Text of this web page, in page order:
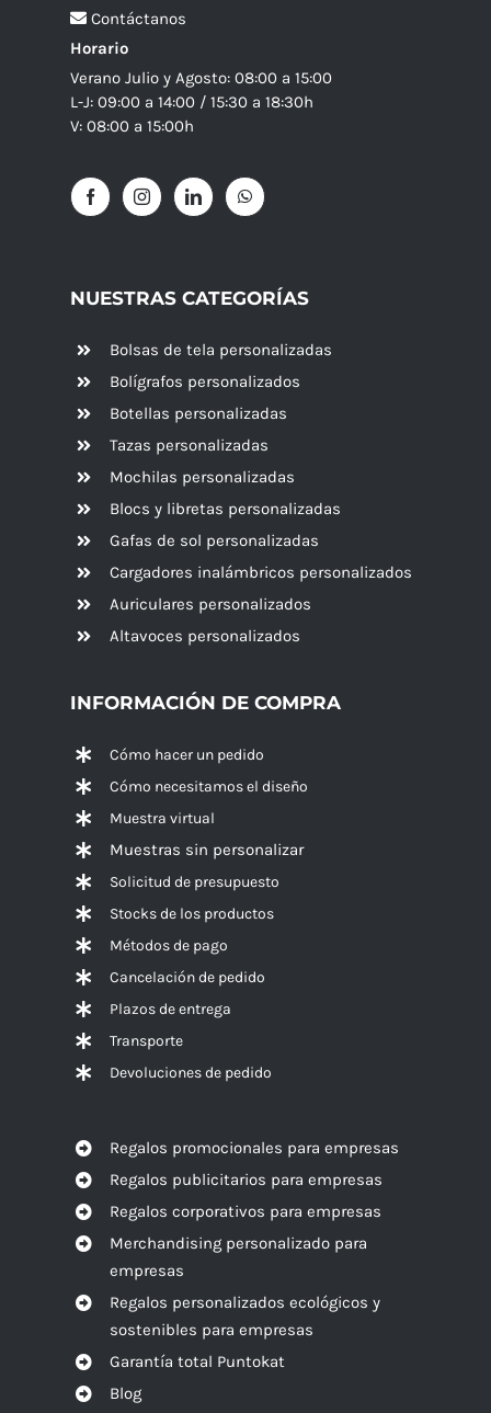
Contáctanos
Horario
Verano Julio y Agosto: 08:00 a 15:00
L-J: 09:00 a 14:00 / 15:30 a 18:30h
V: 08:00 a 15:00h
NUESTRAS CATEGORÍAS
Bolsas de tela personalizadas
Bolígrafos personalizados
Botellas personalizadas
Tazas personalizadas
Mochilas personalizadas
Blocs y libretas personalizadas
Gafas de sol personalizadas
Cargadores inalámbricos personalizados
Auriculares personalizados
Altavoces personalizados
INFORMACIÓN DE COMPRA
Cómo hacer un pedido
Cómo necesitamos el diseño
Muestra virtual
Muestras sin personalizar
Solicitud de presupuesto
Stocks de los productos
Métodos de pago
Cancelación de pedido
Plazos de entrega
Transporte
Devoluciones de pedido
Regalos promocionales para empresas
Regalos publicitarios para empresas
Regalos corporativos para empresas
Merchandising personalizado para
empresas
Regalos personalizados ecológicos y
sostenibles para empresas
Garantía total Puntokat
Blog